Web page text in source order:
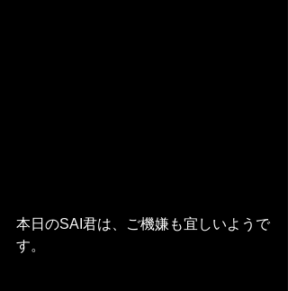
本日のSAI君は、ご機嫌も宜しいようで
す。